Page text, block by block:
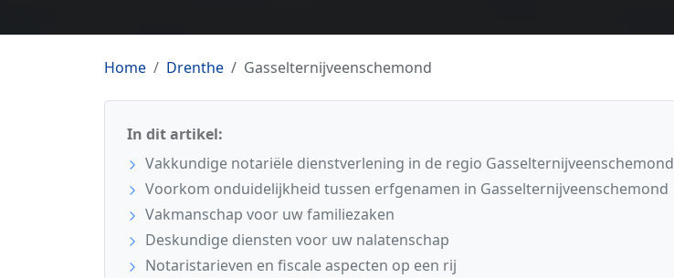
Home Drenthe Gasselternijveenschemond
In dit artikel:
Vakkundige notariële dienstverlening in de regio Gasselternijveenschemond
Voorkom onduidelijkheid tussen erfgenamen in Gasselternijveenschemond
Vakmanschap voor uw familiezaken
Deskundige diensten voor uw nalatenschap
Notaristarieven en fiscale aspecten op een rij